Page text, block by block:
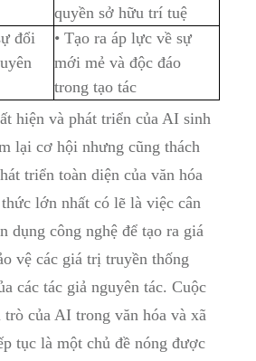
quyền sở hữu trí tuệ
đổi
• Tạo ra áp lực về sự
mới mẻ và độc đáo
trong tạo tác
hiện và phát triển của AI sinh
lại cơ hội nhưng cũng thách
triển toàn diện của văn hóa
lớn nhất có lẽ là việc cân
dụng công nghệ để tạo ra giá
vệ các giá trị truyền thống
các tác giả nguyên tác. Cuộc
của AI trong văn hóa và xã
tục là một chủ đề nóng được